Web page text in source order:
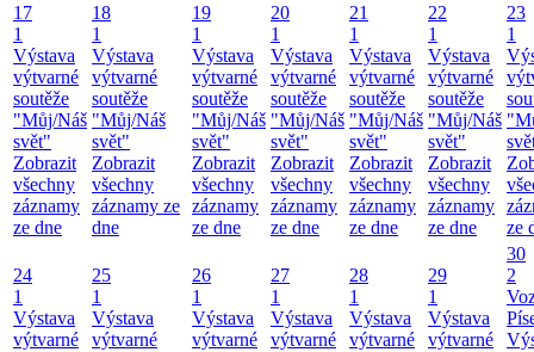
17
1
Výstava
výtvarné
soutěže
"Můj/Náš
svět"
Zobrazit
všechny
záznamy
ze dne
18
1
Výstava
výtvarné
soutěže
"Můj/Náš
svět"
Zobrazit
všechny
záznamy ze
dne
19
1
Výstava
výtvarné
soutěže
"Můj/Náš
svět"
Zobrazit
všechny
záznamy
ze dne
20
1
Výstava
výtvarné
soutěže
"Můj/Náš
svět"
Zobrazit
všechny
záznamy
ze dne
21
1
Výstava
výtvarné
soutěže
"Můj/Náš
svět"
Zobrazit
všechny
záznamy
ze dne
22
1
Výstava
výtvarné
soutěže
"Můj/Náš
svět"
Zobrazit
všechny
záznamy
ze dne
23
1
ze
24
1
Výstava
výtvarné
25
1
Výstava
výtvarné
26
1
Výstava
výtvarné
27
1
Výstava
výtvarné
28
1
Výstava
výtvarné
29
1
Výstava
výtvarné
30
2